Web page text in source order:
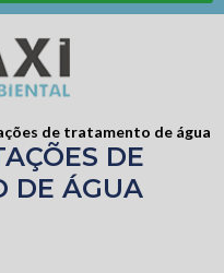
de tratamento de água
DE
DE ÁGUA